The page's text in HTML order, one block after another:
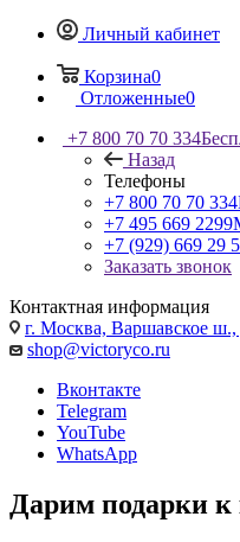
Личный кабинет
Корзина0
Отложенные0
+7 800 70 70 334
Назад
Телефоны
+7 800 70 70 334
+7 495 669 2299
+7 (929) 669 29
Заказать звонок
Контактная информация
г. Москва, Варшавское
shop@victoryco.ru
Вконтакте
Telegram
YouTube
WhatsApp
Дарим подарки